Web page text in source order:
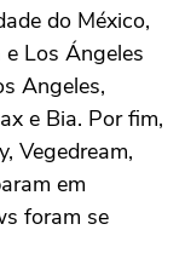
do México,
e Los Ángeles
Angeles,
e Bia. Por fim,
Vegedream,
em
foram se